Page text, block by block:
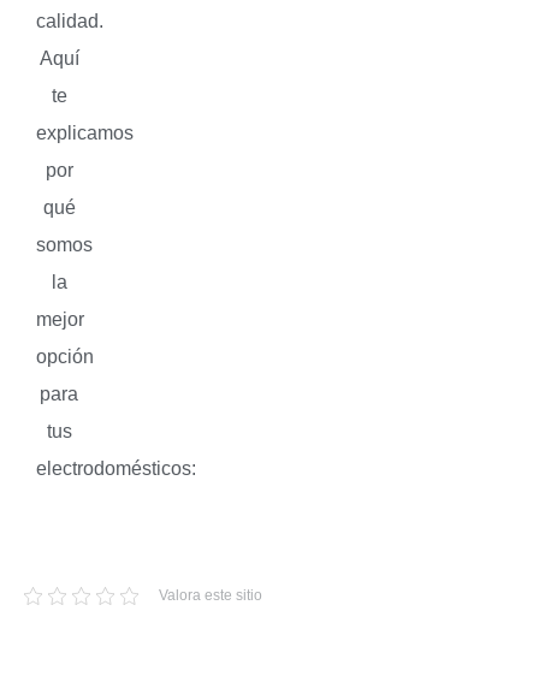
calidad.
Aquí
te
explicamos
por
qué
somos
la
mejor
opción
para
tus
electrodomésticos:
Valora este sitio